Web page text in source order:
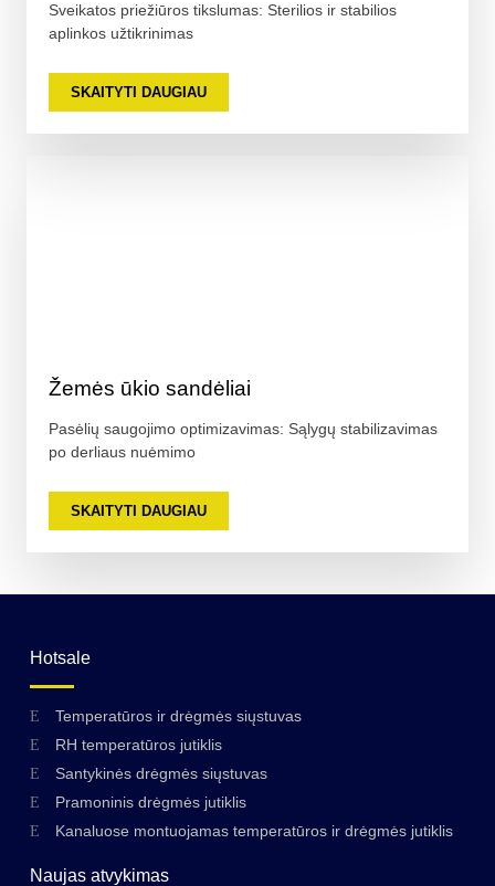
Sveikatos priežiūros tikslumas: Sterilios ir stabilios
aplinkos užtikrinimas
SKAITYTI DAUGIAU
Žemės ūkio sandėliai
Pasėlių saugojimo optimizavimas: Sąlygų stabilizavimas
po derliaus nuėmimo
SKAITYTI DAUGIAU
Hotsale
Temperatūros ir drėgmės siųstuvas
RH temperatūros jutiklis
Santykinės drėgmės siųstuvas
Pramoninis drėgmės jutiklis
Kanaluose montuojamas temperatūros ir drėgmės jutiklis
Naujas atvykimas